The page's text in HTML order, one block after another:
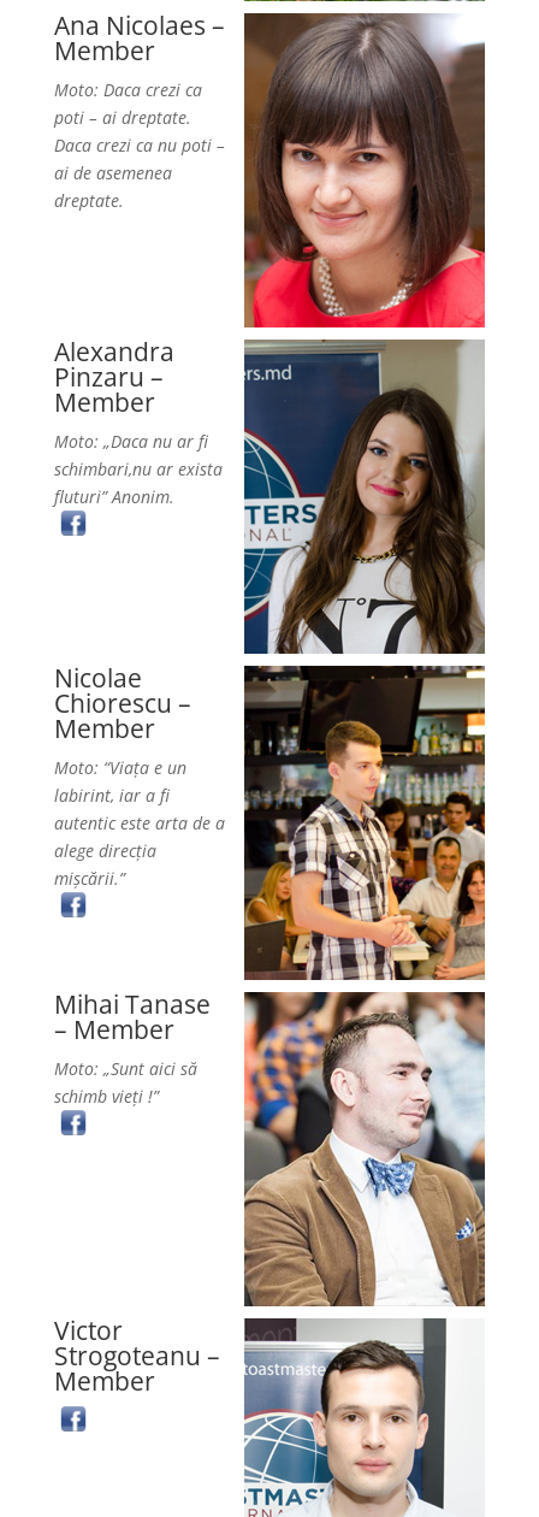
Ana Nicolaes –
Member
Moto: Daca crezi ca
poti – ai dreptate.
Daca crezi ca nu poti –
ai de asemenea
dreptate.
Alexandra
Pinzaru –
Member
Moto: „Daca nu ar fi
schimbari,nu ar exista
fluturi” Anonim.
Nicolae
Chiorescu –
Member
Moto: “Viaţa e un
labirint, iar a fi
autentic este arta de a
alege direcţia
mişcării.”
Mihai Tanase
– Member
Moto: „Sunt aici să
schimb vieţi !”
Victor
Strogoteanu –
Member